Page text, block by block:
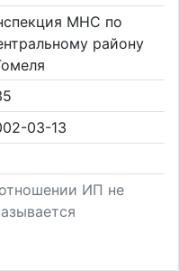
МНС по
району
03-13
ИП не